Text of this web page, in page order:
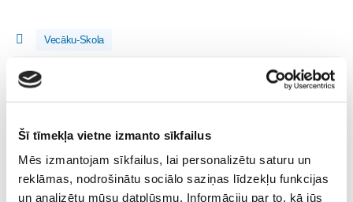
Šī tīmekļa vietne izmanto sīkfailus
Mēs izmantojam sīkfailus, lai personalizētu saturu un
reklāmas, nodrošinātu sociālo saziņas līdzekļu funkcijas
un analizētu mūsu datplūsmu. Informāciju par to, kā jūs
Vecāku-Skola
Lasi vēl
Kas notiek Māmiņu Kluba mazuļu rotaļu grupiņās?
Mazulis
30. Jul 13:00